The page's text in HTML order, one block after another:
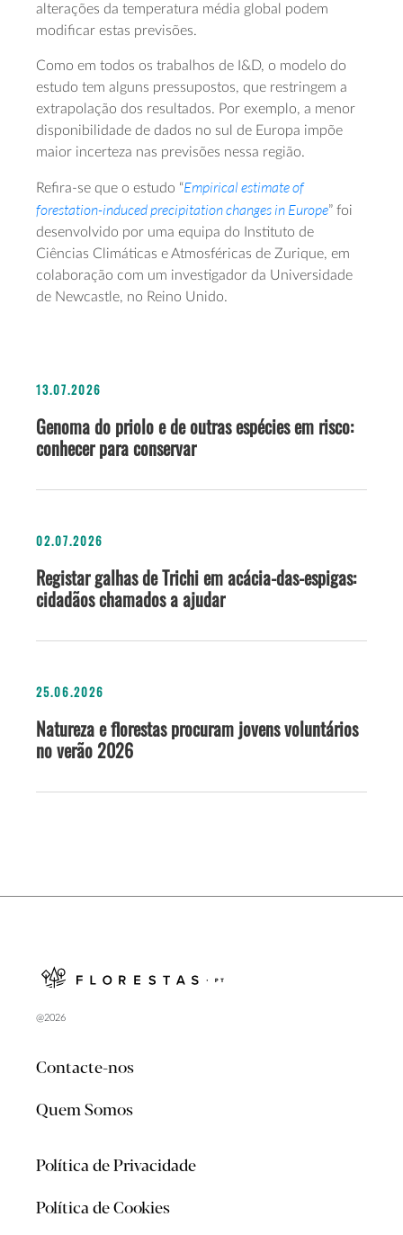
alterações da temperatura média global podem
modificar estas previsões.
Como em todos os trabalhos de I&D, o modelo do
estudo tem alguns pressupostos, que restringem a
extrapolação dos resultados. Por exemplo, a menor
disponibilidade de dados no sul de Europa impõe
maior incerteza nas previsões nessa região.
Refira-se que o estudo “Empirical estimate of
forestation-induced precipitation changes in Europe” foi
desenvolvido por uma equipa do Instituto de
Ciências Climáticas e Atmosféricas de Zurique, em
colaboração com um investigador da Universidade
de Newcastle, no Reino Unido.
13.07.2026
Genoma do priolo e de outras espécies em risco:
conhecer para conservar
02.07.2026
Registar galhas de Trichi em acácia-das-espigas:
cidadãos chamados a ajudar
25.06.2026
Natureza e florestas procuram jovens voluntários
no verão 2026
@2026
Contacte-nos
Quem Somos
Política de Privacidade
Política de Cookies